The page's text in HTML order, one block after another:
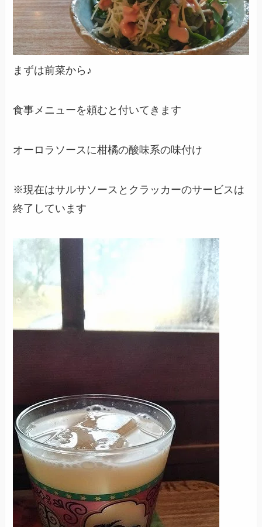
まずは前菜から♪
食事メニューを頼むと付いてきます
オーロラソースに柑橘の酸味系の味付け
※現在はサルサソースとクラッカーのサービスは
終了しています